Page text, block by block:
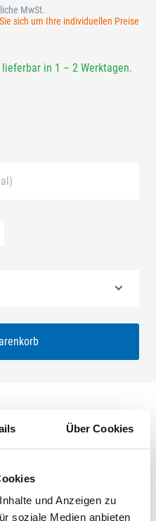
Über Cookies
und Anzeigen zu
soziale Medien anbieten
MwSt.
sich um Ihre individuellen Preise
in 1 – 2 Werktagen.
Abgerundet Maße:
vorgerichtet A-